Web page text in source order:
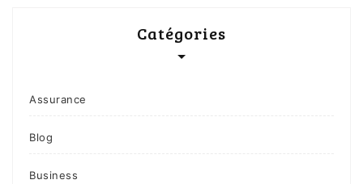
Catégories
Assurance
Blog
Business